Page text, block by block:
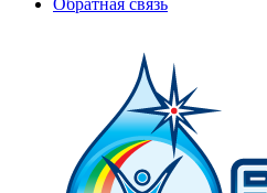
Обратная связь